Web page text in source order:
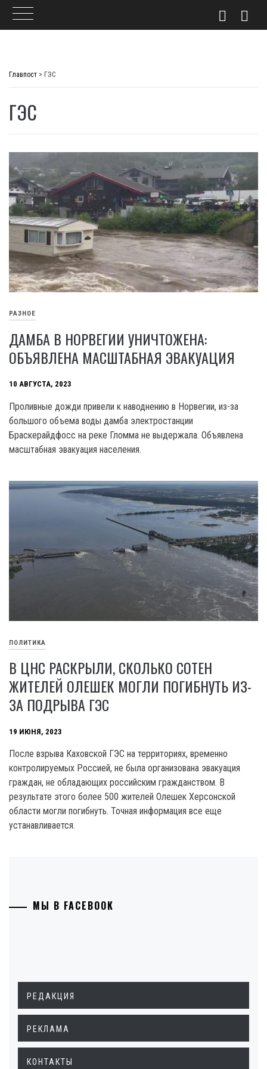
Главпост > ГЭС
ГЭС
РАЗНОЕ
ДАМБА В НОРВЕГИИ УНИЧТОЖЕНА:
ОБЪЯВЛЕНА МАСШТАБНАЯ ЭВАКУАЦИЯ
10 АВГУСТА, 2023
Проливные дожди привели к наводнению в Норвегии, из-за
большого объема воды дамба электростанции
Браскерайдфосс на реке Гломма не выдержала. Объявлена
масштабная эвакуация населения.
ПОЛИТИКА
В ЦНС РАСКРЫЛИ, СКОЛЬКО СОТЕН
ЖИТЕЛЕЙ ОЛЕШЕК МОГЛИ ПОГИБНУТЬ ИЗ-
ЗА ПОДРЫВА ГЭС
19 ИЮНЯ, 2023
После взрыва Каховской ГЭС на территориях, временно
контролируемых Россией, не была организована эвакуация
граждан, не обладающих российским гражданством. В
результате этого более 500 жителей Олешек Херсонской
области могли погибнуть. Точная информация все еще
устанавливается.
МЫ В FACEBOOK
РЕДАКЦИЯ
РЕКЛАМА
КОНТАКТЫ